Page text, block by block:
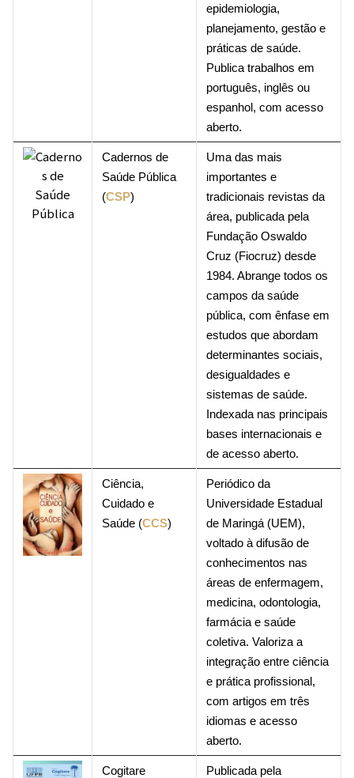
epidemiologia,
planejamento, gestão e
práticas de saúde.
Publica trabalhos em
português, inglês ou
espanhol, com acesso
aberto.
Cadernos de
Saúde Pública
(CSP)
Uma das mais
importantes e
tradicionais revistas da
área, publicada pela
Fundação Oswaldo
Cruz (Fiocruz) desde
1984. Abrange todos os
campos da saúde
pública, com ênfase em
estudos que abordam
determinantes sociais,
desigualdades e
sistemas de saúde.
Indexada nas principais
bases internacionais e
de acesso aberto.
Ciência,
Cuidado e
Saúde (CCS)
Periódico da
Universidade Estadual
de Maringá (UEM),
voltado à difusão de
conhecimentos nas
áreas de enfermagem,
medicina, odontologia,
farmácia e saúde
coletiva. Valoriza a
integração entre ciência
e prática profissional,
com artigos em três
idiomas e acesso
aberto.
Cogitare Publicada pela